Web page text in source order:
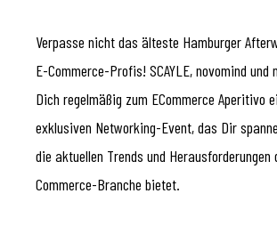
Verpasse nicht das älteste Hamburger
E-Commerce-Profis! SCAYLE, novomind und
Dich regelmäßig zum ECommerce Aperitivo
exklusiven Networking-Event, das Dir
die aktuellen Trends und Herausforderungen
Commerce-Branche bietet.